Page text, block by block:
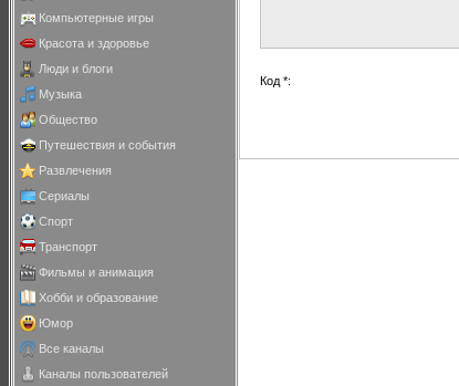
Компьютерные игры
Красота и здоровье
Люди и блоги
Музыка
Общество
Путешествия и события
Развлечения
Сериалы
Спорт
Транспорт
Фильмы и анимация
Хобби и образование
Юмор
Все каналы
Каналы пользователей
Код *: